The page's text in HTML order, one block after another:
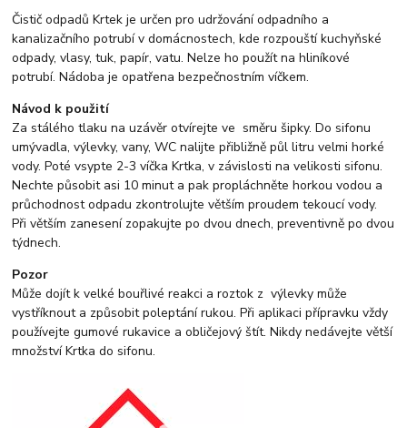
Čistič odpadů Krtek je určen pro udržování odpadního a
kanalizačního potrubí v domácnostech, kde rozpouští kuchyňské
odpady, vlasy, tuk, papír, vatu. Nelze ho použít na hliníkové
potrubí. Nádoba je opatřena bezpečnostním víčkem.
Návod k použití
Za stálého tlaku na uzávěr otvírejte ve směru šipky. Do sifonu
umývadla, výlevky, vany, WC nalijte přibližně půl litru velmi horké
vody. Poté vsypte 2-3 víčka Krtka, v závislosti na velikosti sifonu.
Nechte působit asi 10 minut a pak propláchněte horkou vodou a
průchodnost odpadu zkontrolujte větším proudem tekoucí vody.
Při větším zanesení zopakujte po dvou dnech, preventivně po dvou
týdnech.
Pozor
Může dojít k velké bouřlivé reakci a roztok z výlevky může
vystříknout a způsobit poleptání rukou. Při aplikaci přípravku vždy
používejte gumové rukavice a obličejový štít. Nikdy nedávejte větší
množství Krtka do sifonu.